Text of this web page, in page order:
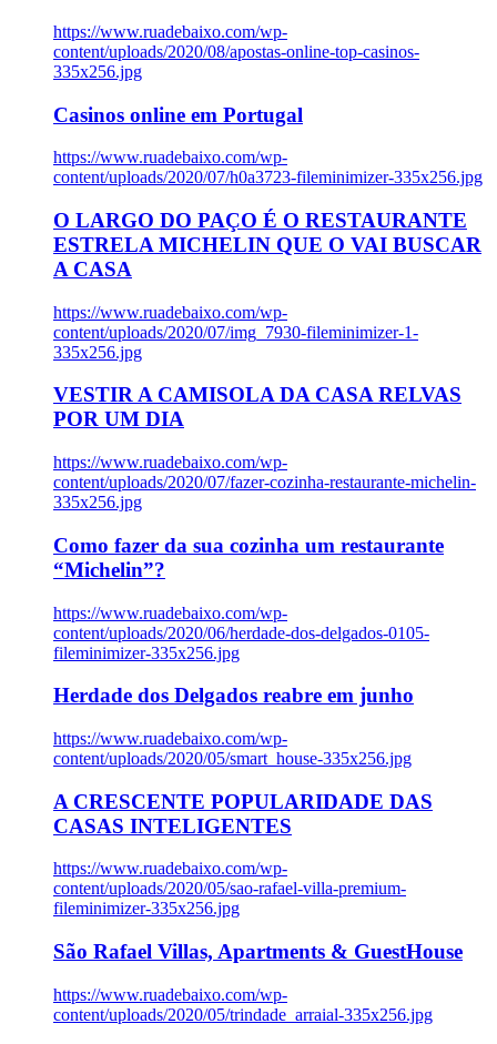
https://www.ruadebaixo.com/wp-
content/uploads/2020/08/apostas-online-top-casinos-
335x256.jpg
Casinos online em Portugal
https://www.ruadebaixo.com/wp-
content/uploads/2020/07/h0a3723-fileminimizer-335x256.jpg
O LARGO DO PAÇO É O RESTAURANTE
ESTRELA MICHELIN QUE O VAI BUSCAR
A CASA
https://www.ruadebaixo.com/wp-
content/uploads/2020/07/img_7930-fileminimizer-1-
335x256.jpg
VESTIR A CAMISOLA DA CASA RELVAS
POR UM DIA
https://www.ruadebaixo.com/wp-
content/uploads/2020/07/fazer-cozinha-restaurante-michelin-
335x256.jpg
Como fazer da sua cozinha um restaurante
“Michelin”?
https://www.ruadebaixo.com/wp-
content/uploads/2020/06/herdade-dos-delgados-0105-
fileminimizer-335x256.jpg
Herdade dos Delgados reabre em junho
https://www.ruadebaixo.com/wp-
content/uploads/2020/05/smart_house-335x256.jpg
A CRESCENTE POPULARIDADE DAS
CASAS INTELIGENTES
https://www.ruadebaixo.com/wp-
content/uploads/2020/05/sao-rafael-villa-premium-
fileminimizer-335x256.jpg
São Rafael Villas, Apartments & GuestHouse
https://www.ruadebaixo.com/wp-
content/uploads/2020/05/trindade_arraial-335x256.jpg